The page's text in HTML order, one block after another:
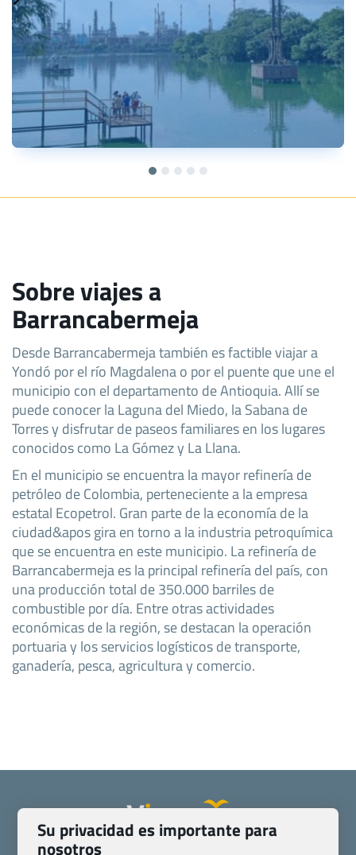
Sobre viajes a
Barrancabermeja
Desde Barrancabermeja también es factible viajar a
Yondó por el río Magdalena o por el puente que une el
municipio con el departamento de Antioquia. Allí se
puede conocer la Laguna del Miedo, la Sabana de
Torres y disfrutar de paseos familiares en los lugares
conocidos como La Gómez y La Llana.
En el municipio se encuentra la mayor refinería de
petróleo de Colombia, perteneciente a la empresa
estatal Ecopetrol. Gran parte de la economía de la
ciudad&apos gira en torno a la industria petroquímica
que se encuentra en este municipio. La refinería de
Barrancabermeja es la principal refinería del país, con
una producción total de 350.000 barriles de
combustible por día. Entre otras actividades
económicas de la región, se destacan la operación
portuaria y los servicios logísticos de transporte,
ganadería, pesca, agricultura y comercio.
Su privacidad es importante para
nosotros